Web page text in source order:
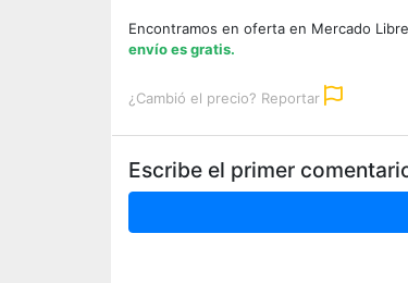
Encontramos en oferta en Mercado
envío es gratis.
¿Cambió el precio? Reportar
Escribe el primer